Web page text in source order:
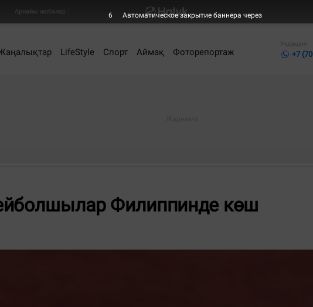
Арнайы жобалар
LifeStyle Спорт Аймақ Фоторепортаж
Редакция
+7
Филиппинде көш
5 Автоматическое закрытие баннера через